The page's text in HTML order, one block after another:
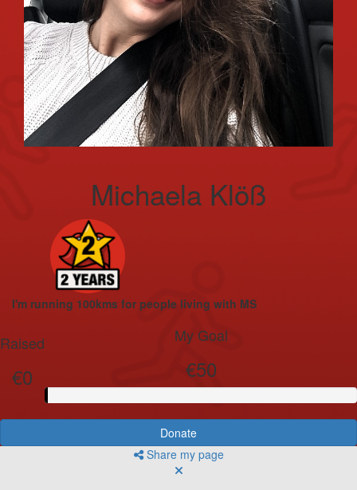
Michaela Klöß
I'm running 100kms for people living with MS
Raised
€0
My Goal
€50
Donate
Share my page